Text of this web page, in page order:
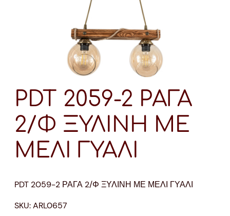
PDT 2059-2 ΡΑΓΑ
2/Φ ΞΥΛΙΝΗ ΜΕ
ΜΕΛΙ ΓΥΑΛΙ
PDT 2059-2 ΡΑΓΑ 2/Φ ΞΥΛΙΝΗ ΜΕ ΜΕΛΙ ΓΥΑΛΙ
SKU:ARL0657